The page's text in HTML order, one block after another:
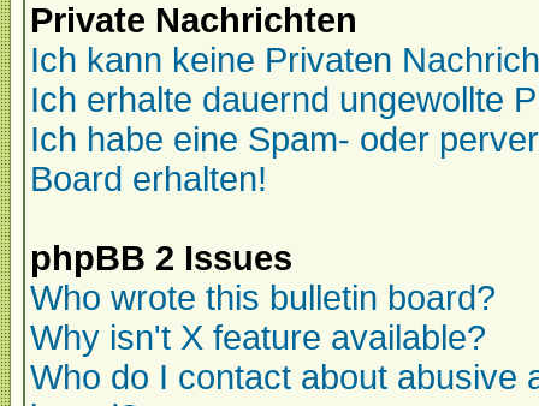
Private Nachrichten
Ich kann keine Privaten
Ich erhalte dauernd ungewollte
Ich habe eine Spam- oder
Board erhalten!
phpBB 2 Issues
Who wrote this bulletin board?
Why isn't X feature available?
Who do I contact about abusive